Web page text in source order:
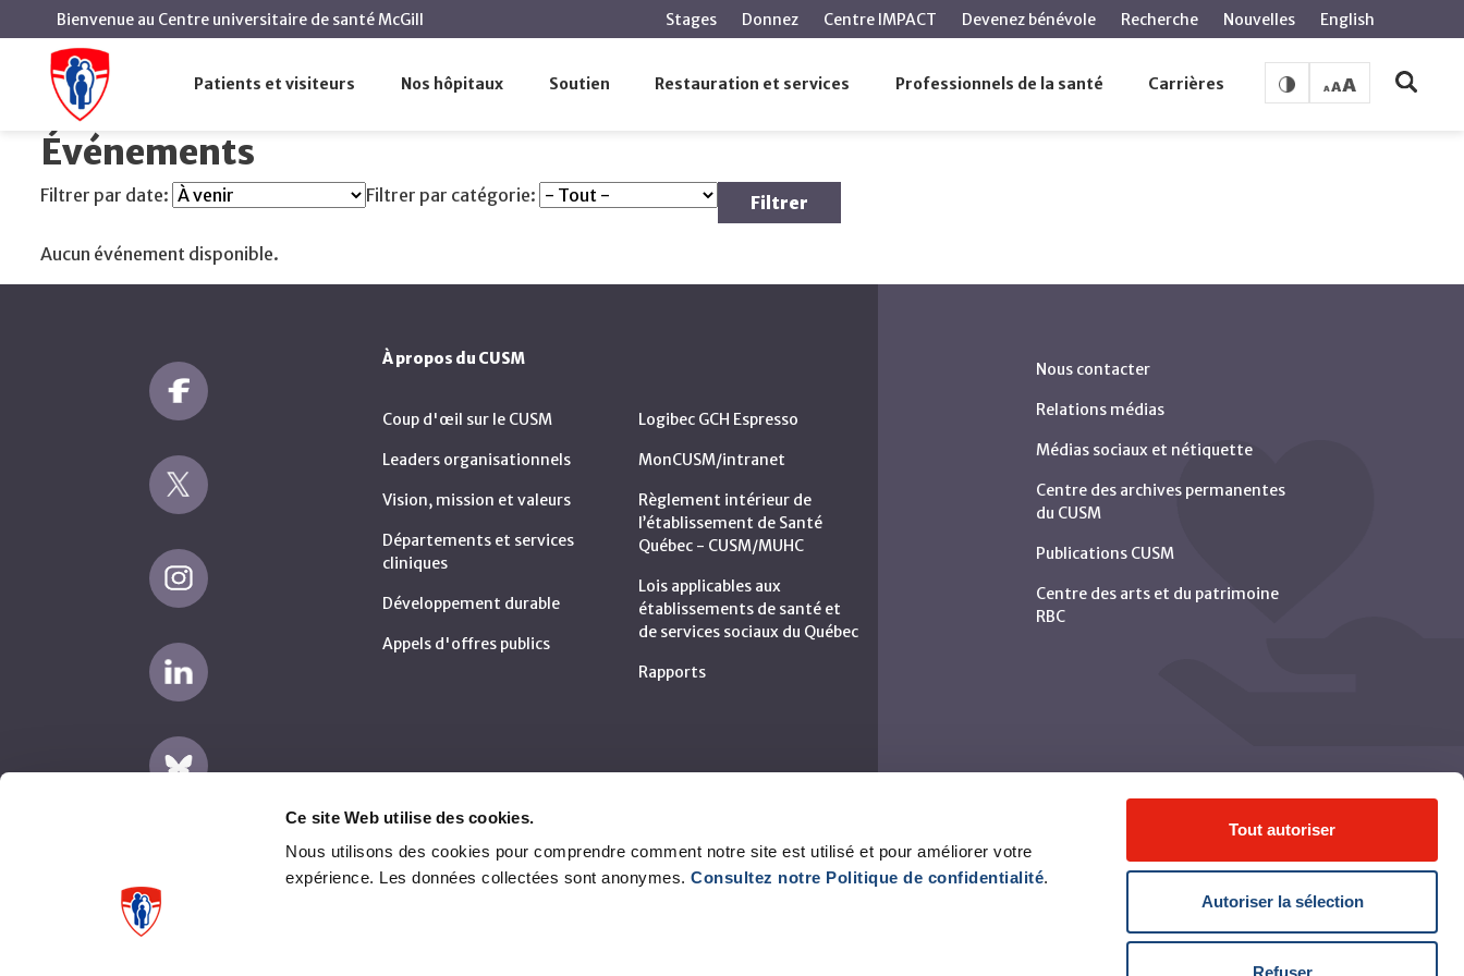
Ce site Web utilise des cookies.
Nous utilisons des cookies pour comprendre comment notre site est utilisé et pour améliorer votre
expérience. Les données collectées sont anonymes.Consultez notre Politique de confidentialité.
Tout autoriser
Autoriser la sélection
Refuser
principal
Patients et visiteurs Nos hôpitaux Soutien Restauration et services Professionnels de la santé Carrières
Stages Donnez Centre IMPACT Devenez bénévole Recherche Nouvelles English
Bienvenue au Centre universitaire de santé McGill
Accueil
Événements à venir
Événements à venir
Événements
Filtrer par date: Filtrer par catégorie: Filtrer
Aucun événement disponible.
À propos du CUSM
Coup d'œil sur le CUSM
Leaders organisationnels
Vision, mission et valeurs
Départements et services
cliniques
Développement durable
Appels d'offres publics
Logibec GCH Espresso
MonCUSM/intranet
Règlement intérieur de
l’établissement de Santé
Québec - CUSM/MUHC
Lois applicables aux
établissements de santé et
de services sociaux du Québec
Rapports
Nous contacter
Relations médias
Médias sociaux et nétiquette
Centre des archives permanentes
du CUSM
Publications CUSM
Centre des arts et du patrimoine
RBC